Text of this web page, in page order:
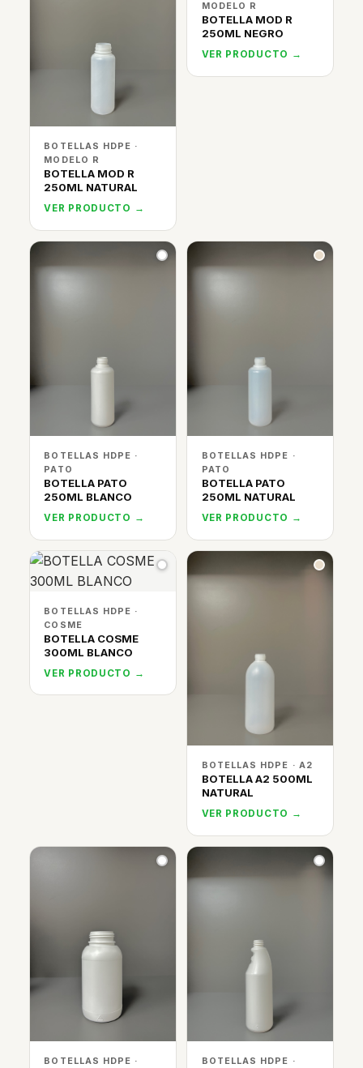
BOTELLAS HDPE ·
MODELO R
BOTELLA MOD R
250ML NATURAL
VER PRODUCTO →
MODELO R
BOTELLA MOD R
250ML NEGRO
VER PRODUCTO →
BOTELLAS HDPE ·
PATO
BOTELLA PATO
250ML BLANCO
VER PRODUCTO →
BOTELLAS HDPE ·
PATO
BOTELLA PATO
250ML NATURAL
VER PRODUCTO →
BOTELLAS HDPE ·
COSME
BOTELLA COSME
300ML BLANCO
VER PRODUCTO →
BOTELLAS HDPE · A2
BOTELLA A2 500ML
NATURAL
VER PRODUCTO →
BOTELLAS HDPE ·
BOTELLAS HDPE ·